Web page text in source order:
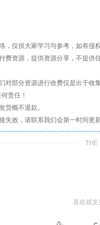
，仅供大家学习与参考，如有侵
费资源，提供资源分享，不提
对部分资源进行收费仅是出于
责任！
货概不退款。
效，请联系我们会第一时间更新
THE
喜欢就